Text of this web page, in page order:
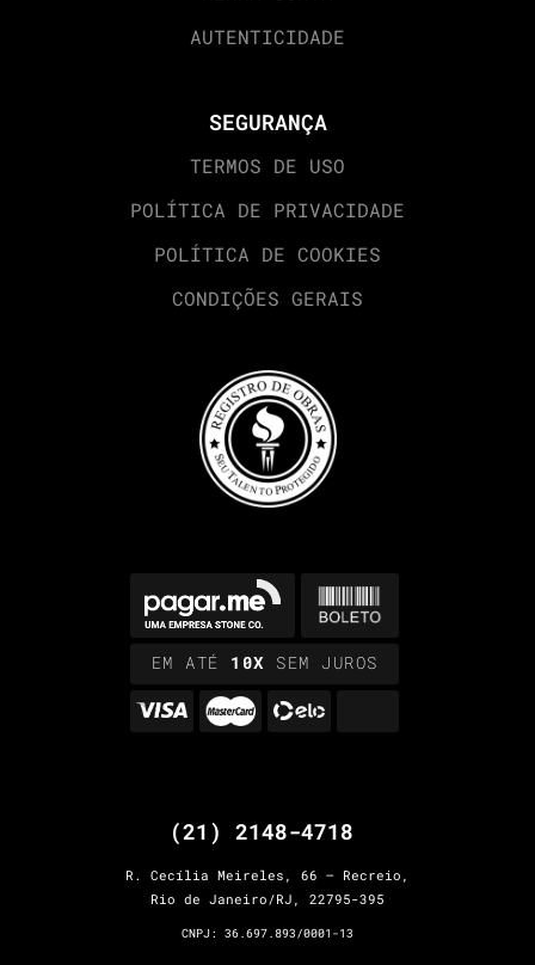
AUTENTICIDADE
SEGURANÇA
TERMOS DE USO
POLÍTICA DE PRIVACIDADE
POLÍTICA DE COOKIES
CONDIÇÕES GERAIS
EM ATÉ 10X SEM JUROS
(21) 2148-4718
R. Cecília Meireles, 66 – Recreio,
Rio de Janeiro/RJ, 22795-395
CNPJ: 36.697.893/0001-13